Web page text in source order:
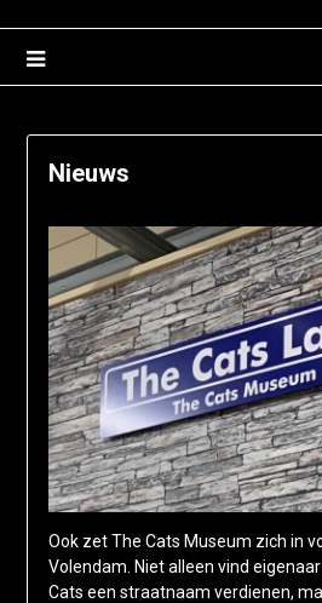
Nieuws
Ook zet The Cats Museum zich in
Volendam. Niet alleen vind
Cats een straatnaam verdienen,